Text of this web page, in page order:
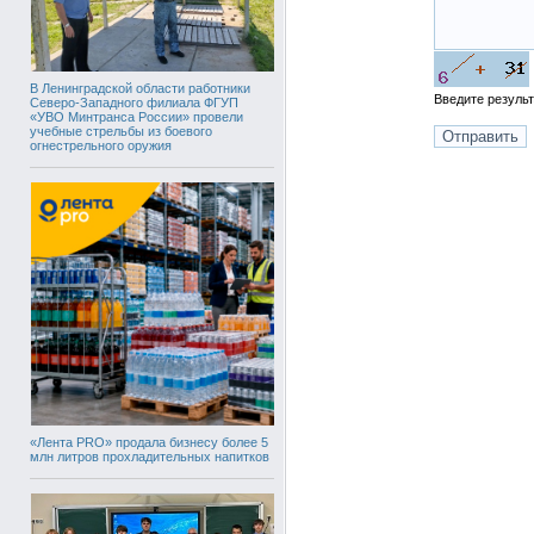
В Ленинградской области работники
Северо-Западного филиала ФГУП
«УВО Минтранса России» провели
учебные стрельбы из боевого
огнестрельного оружия
«Лента PRO» продала бизнесу более 5
млн литров прохладительных напитков
Введите